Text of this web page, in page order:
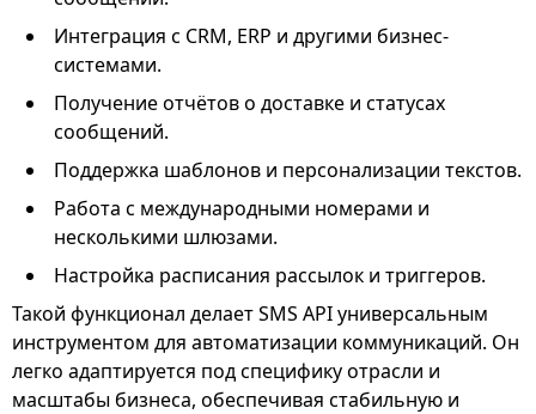
Интеграция с CRM, ERP и другими бизнес-
системами.
Получение отчётов о доставке и статусах
сообщений.
Поддержка шаблонов и персонализации текстов.
Работа с международными номерами и
несколькими шлюзами.
Настройка расписания рассылок и триггеров.
Такой функционал делает SMS API универсальным
инструментом для автоматизации коммуникаций. Он
легко адаптируется под специфику отрасли и
масштабы бизнеса, обеспечивая стабильную и